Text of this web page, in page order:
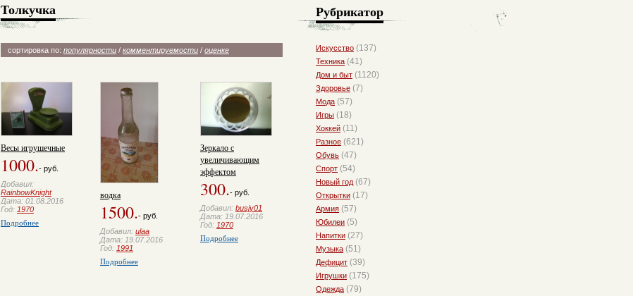
Толкучка
сортировка по: популярности / комментируемости / оценке
Весы игрушечные
1000.- руб.
Добавил:
RainbowKnight
Дата: 01.08.2016
Год: 1970
Подробнее
водка
1500.- руб.
Добавил: ulaa
Дата: 19.07.2016
Год: 1991
Подробнее
Зеркало с
увеличивающим
эффектом
300.- руб.
Добавил: busjy01
Дата: 19.07.2016
Год: 1970
Подробнее
Рубрикатор
Искусство (137)
Техника (41)
Дом и быт (1120)
Здоровье (7)
Мода (57)
Игры (18)
Хоккей (11)
Разное (621)
Обувь (47)
Спорт (54)
Новый год(67)
Открытки (17)
Армия (57)
Юбилеи (5)
Напитки (27)
Музыка (51)
Дефицит (39)
Игрушки (175)
Одежда (79)